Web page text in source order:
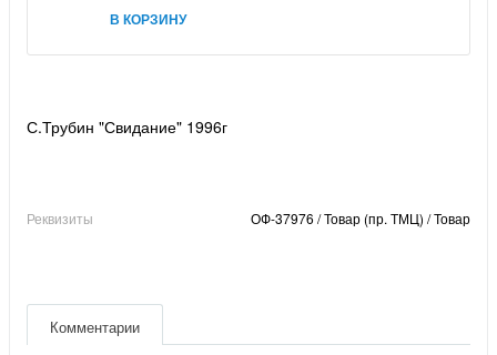
В КОРЗИНУ
С.Трубин "Свидание" 1996г
Реквизиты ОФ-37976 / Товар (пр. ТМЦ) / Товар
Комментарии